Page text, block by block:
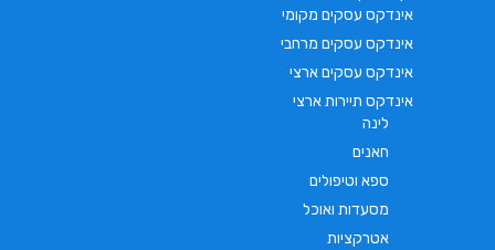
אינדקס עסקים מקומי
אינדקס עסקים מרחבי
אינדקס עסקים ארצי
אינדקס תיירות ארצי
לינה
חאנים
ספא וטיפולים
מסעדות ואוכל
אטרקציות